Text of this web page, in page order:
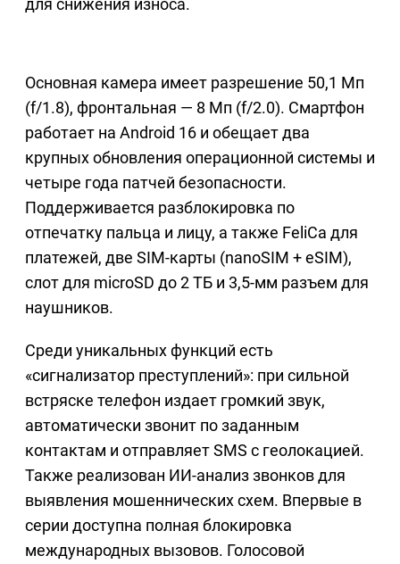
Основная камера имеет разрешение 50,1 Мп
(f/1.8), фронтальная — 8 Мп (f/2.0). Смартфон
работает на Android 16 и обещает два
крупных обновления операционной системы и
четыре года патчей безопасности.
Поддерживается разблокировка по
отпечатку пальца и лицу, а также FeliCa для
платежей, две SIM-карты (nanoSIM + eSIM),
слот для microSD до 2 ТБ и 3,5-мм разъем для
наушников.
Среди уникальных функций есть
«сигнализатор преступлений»: при сильной
встряске телефон издает громкий звук,
автоматически звонит по заданным
контактам и отправляет SMS с геолокацией.
Также реализован ИИ-анализ звонков для
выявления мошеннических схем. Впервые в
серии доступна полная блокировка
международных вызовов. Голосовой